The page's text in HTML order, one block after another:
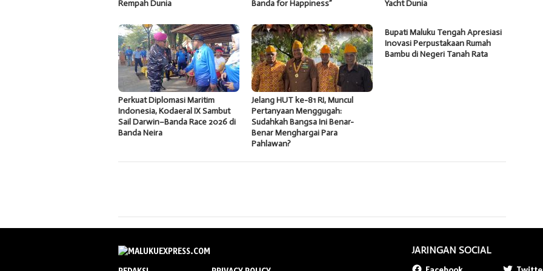
Rempah Dunia
Banda for Happiness”
Yacht Dunia
Perkuat Diplomasi Maritim
Indonesia, Kodaeral IX Sambut
Sail Darwin–Banda Race 2026 di
Banda Neira
Jelang HUT ke-81 RI, Muncul
Pertanyaan Menggugah:
Sudahkah Bangsa Ini Benar-
Benar Menghargai Para
Pahlawan?
Bupati Maluku Tengah Apresiasi
Inovasi Perpustakaan Rumah
Bambu di Negeri Tanah Rata
JARINGAN SOCIAL